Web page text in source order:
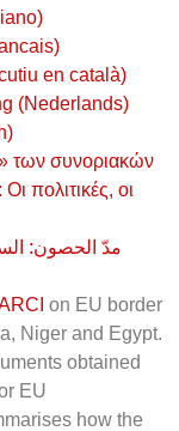
en català)
(Nederlands)
των συνοριακών
πολιτικές, οι
مدّ الحصون:
on EU border
Niger and Egypt.
obtained
EU
how the